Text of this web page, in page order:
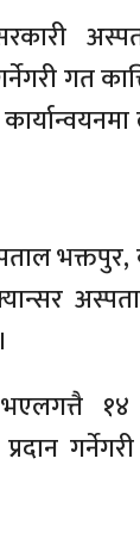
गत
भक्तपुर,
१४